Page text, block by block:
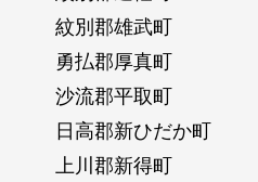
紋別郡雄武町
勇払郡厚真町
沙流郡平取町
日高郡新ひだか町
上川郡新得町